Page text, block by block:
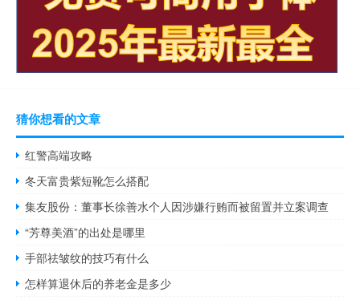
猜你想看的文章
红警高端攻略
冬天富贵紫短靴怎么搭配
集友股份：董事长徐善水个人因涉嫌行贿而被留置并立案调查
“芳尊美酒”的出处是哪里
手部祛皱纹的技巧有什么
怎样算退休后的养老金是多少